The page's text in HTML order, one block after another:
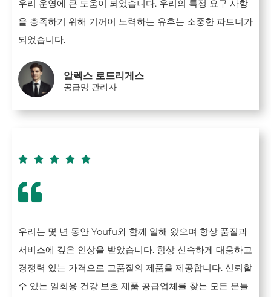
우리 운영에 큰 도움이 되었습니다. 우리의 특정 요구 사항
을 충족하기 위해 기꺼이 노력하는 유후는 소중한 파트너가
되었습니다.
알렉스 로드리게스
공급망 관리자
    
우리는 몇 년 동안 Youfu와 함께 일해 왔으며 항상 품질과
서비스에 깊은 인상을 받았습니다. 항상 신속하게 대응하고
경쟁력 있는 가격으로 고품질의 제품을 제공합니다. 신뢰할
수 있는 일회용 건강 보호 제품 공급업체를 찾는 모든 분들